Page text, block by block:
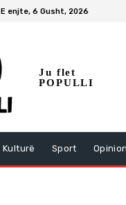
E enjte, 6 Gusht, 2026
Ju flet
POPULLI
Kulturë Sport